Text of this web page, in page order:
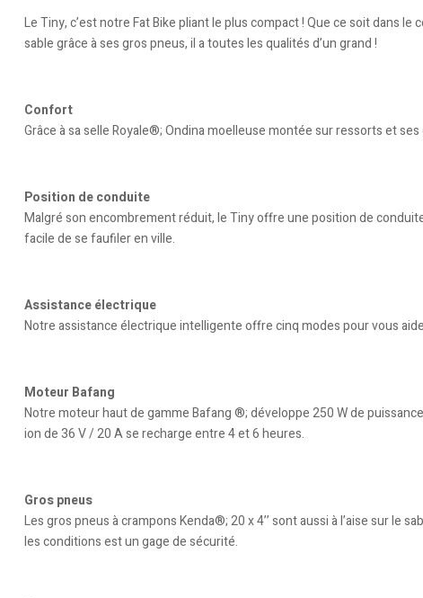
Le Tiny, c’est notre Fat Bike pliant le plus compact ! Que ce soit dans
sable grâce à ses gros pneus, il a toutes les qualités d’un grand !
Confort
Grâce à sa selle Royale®; Ondina moelleuse montée sur ressorts et
Position de conduite
Malgré son encombrement réduit, le Tiny offre une position de
facile de se faufiler en ville.
Assistance électrique
Notre assistance électrique intelligente offre cinq modes pour vous
Moteur Bafang
Notre moteur haut de gamme Bafang ®; développe 250 W de
ion de 36 V / 20 A se recharge entre 4 et 6 heures.
Gros pneus
Les gros pneus à crampons Kenda®; 20 x 4’’ sont aussi à l’aise sur
les conditions est un gage de sécurité.